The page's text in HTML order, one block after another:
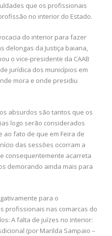
que os profissionais
no interior do Estado.
do interior para fazer
delongas da Justiça baiana,
o vice-presidente da CAAB
jurídica dos municípios em
mora e onde presidiu
absurdos são tantos que os
logo serão considerados
ao fato de que em Feira de
das sessões ocorram a
consequentemente acarreta
demorando ainda mais para
para o
profissionais nas comarcas do
A falta de juízes no interior:
(por Marilda Sampaio –